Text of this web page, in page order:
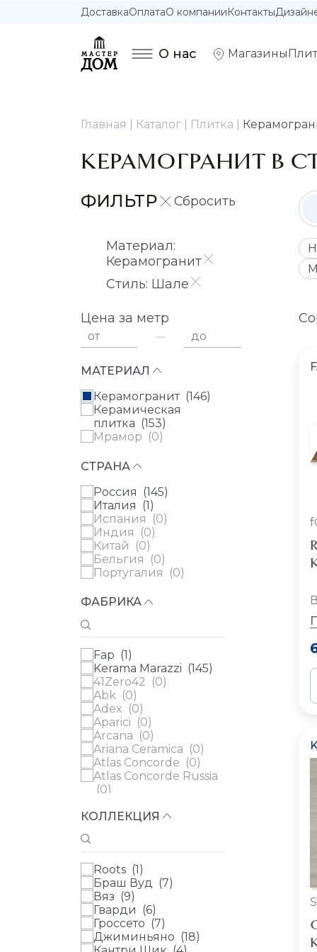
ДоставкаОплатаО компанииКонтакты
О нас Магазины
Главная Каталог Плитка
КЕРАМОГРАНИТ В
ФИЛЬТР
Материал:
Керамогранит
Стиль: Шале
Цена за метр
от до
МАТЕРИАЛ
Керамогранит (146)
Керамическая
плитка (153)
Мрамор (0)
СТРАНА
Россия (145)
Италия (1)
Испания (0)
Индия (0)
Китай (0)
Бельгия (0)
Португалия (0)
ФАБРИКА
Fap (1 )
Kerama Marazzi (145)
41Zero42 (0)
Abk (0)
Adex (0)
Aparici (0)
Arcana (0)
Ariana Ceramica (0)
Atlas Concorde (0)
Atlas Concorde Russia
(0)
Azulev ( 0 )
Ceramica Ribesalbes
(0)
Ceramica Vilar Albaro
(0)
Cerdomus (0
Cifre (0)
КОЛЛЕКЦИЯ
Roots (1)
Браш Вуд (7)
Вяз (9)
Гварди (6)
Гроссето (7)
Джиминьяно (18)